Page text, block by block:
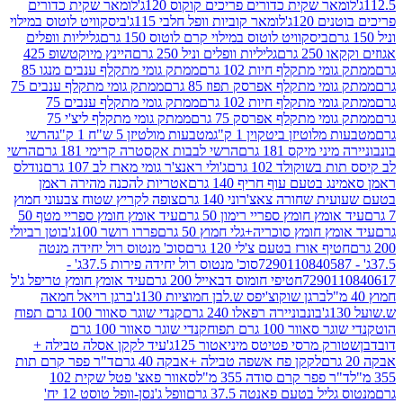
שקית כדורים פריכים קוקוס 120ג'
לומאר שקית כדורים
120ג'
לומאר קוביות וופל חלבי 115ג'
ביסקוויט לוטוס במילוי
ביסקוויט לוטוס במילוי קרם לוטוס 150 גרם
גליליות וופלים
גרם
גליליות וופלים וניל 250 גרם
היינץ מיוקטשופ 425
מתקלף חיות 102 גרם
ממתק גומי מתקלף ענבים מנגו 85
מתקלף אפרסק תפוז 85 גרם
ממתק גומי מתקלף ענבים 75
מתקלף חיות 102 גרם
ממתק גומי מתקלף ענבים 75
מתקלף אפרסק 75 גרם
ממתק גומי מתקלף ליצ'י 75
ביטקוין 1 ק"ג
מטבעות מולטיזן 5 ש"ח 1 ק"ג
הרשי
מיקס 181 גרם
הרשי לבבות אקסטרה קרימי 181 גרם
הרשי
102 גרם
ג'ולי ראנצ'ר גומי מארז לב 107 גרם
נודלס
עוף חריף 140 גרם
אטריות להכנה מהירה ראמן
שחורה צאצ'רוני 140 גרם
צופה לקריץ שטוח צבעוני חמוץ
חומץ ספריי רימון 50 גרם
עיד אומץ חומץ ספריי מטף 50
חומץ סוכריה+גלי חמוץ 50 גרם
פררו רושר 100ג'
בוטן רביולי
אורז בטעם צ'לי 120 גרם
סוכ' מנטוס רול יחידה מנטה
סוכ' מנטוס רול יחידה פירות 37.5ג' -
חטיפי חומוס דבאייל 200 גרם
עיד אומץ חומץ טריפל ג'ל
ברגן שוקוצ'יפס ש.לבן חמוציות 130ג'
ברגן רויאל חמאה
בונבוניירה רפאלו 240 גרם
קנדי שוגר סאוור 100 גרם תפוח
100 גרם תפוח
קנדי שוגר סאוור 100 גרם
מרסי פטיטס מיניאטור 125ג'
עיד לקקן אסלה טבילה +
לקקן פח אשפה טבילה +אבקה 40 גרם
ד"ר פפר קרם תות
פפר קרם סודה 355 מ"ל
סאוור פאצ' פטל שקית 102
בטעם פאנטה 37.5 גרם
וופל ג'נסן-וופל טוסט 12 יח'